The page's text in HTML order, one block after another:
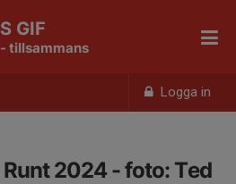
Logga in
GIF
tillsammans
2024 - foto: Ted